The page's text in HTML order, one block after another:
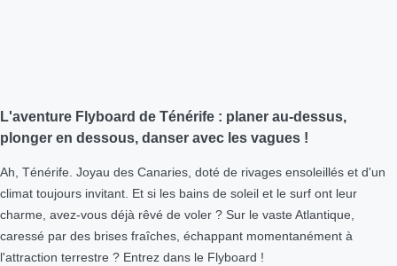
L'aventure Flyboard de Ténérife : planer au-dessus,
plonger en dessous, danser avec les vagues !
Ah, Ténérife. Joyau des Canaries, doté de rivages ensoleillés et d'un
climat toujours invitant. Et si les bains de soleil et le surf ont leur
charme, avez-vous déjà rêvé de voler ? Sur le vaste Atlantique,
caressé par des brises fraîches, échappant momentanément à
l'attraction terrestre ? Entrez dans le Flyboard !